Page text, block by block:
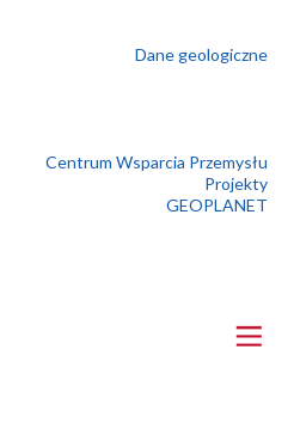
Dane geologiczne
Centrum Wsparcia Przemysłu
Projekty
GEOPLANET